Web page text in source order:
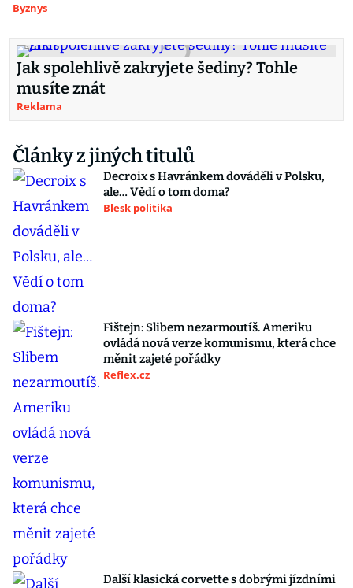
Byznys
Jak spolehlivě zakryjete šediny? Tohle
musíte znát
Reklama
Články z jiných titulů
Decroix s Havránkem dováděli v Polsku,
ale… Vědí o tom doma?
Blesk politika
Fištejn: Slibem nezarmoutíš. Ameriku
ovládá nová verze komunismu, která chce
měnit zajeté pořádky
Reflex.cz
Další klasická corvette s dobrými jízdními